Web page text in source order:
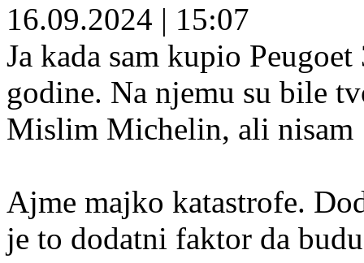
16.09.2024 | 15:07
Ja kada sam kupio
godine. Na njemu su bile
Mislim Michelin, ali nisam
Ajme majko katastrofe.
je to dodatni faktor da